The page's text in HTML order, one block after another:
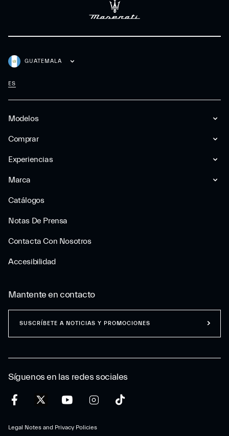
Modelos
Comprar
Experiencias
Marca
Catálogos
Notas De Prensa
Contacta Con Nosotros
Accesibilidad
GUATEMALA
ES
Síguenos en las redes sociales
Legal Notes and Privacy Policies
Mantente en contacto
SUSCRÍBETE A NOTICIAS Y PROMOCIONES